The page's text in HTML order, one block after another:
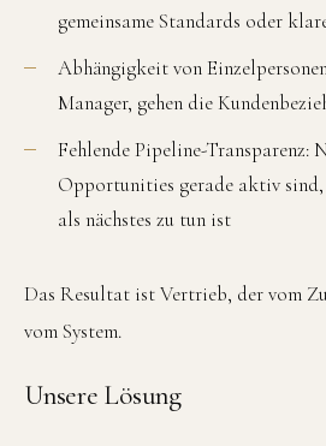
gemeinsame Standards oder
Abhängigkeit von
Manager, gehen die
Fehlende Pipeline-Transparenz:
Opportunities gerade aktiv sind,
als nächstes zu tun ist
Das Resultat ist Vertrieb, der vom
vom System.
Unsere Lösung